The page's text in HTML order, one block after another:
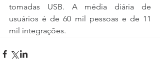
tomadas USB. A média diária de
usuários é de 60 mil pessoas e de 11
mil integrações.